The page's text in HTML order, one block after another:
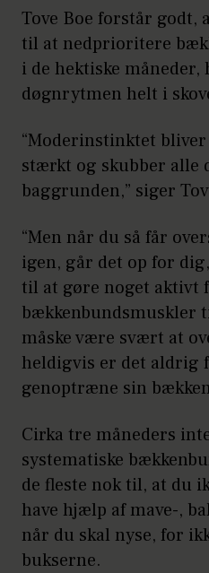
Tove Boe forstår godt,
til at nedprioritere
i de hektiske måneder,
døgnrytmen helt i
“Moderinstinktet
stærkt og skubber alle
baggrunden,” siger
“Men når du så får
igen, går det op for
til at gøre noget aktivt
bækkenbundsmuskler
måske være svært at
heldigvis er det aldrig
genoptræne sin
Cirka tre måneders
systematiske
de fleste nok til, at du
have hjælp af mave-,
når du skal nyse, for
bukserne.